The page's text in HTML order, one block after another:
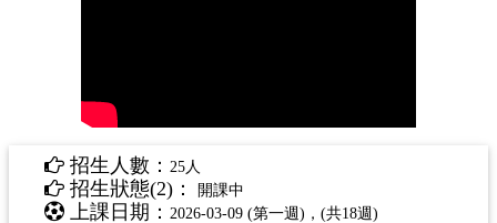
招生人數： 25人
招生狀態(2)： 開課中
上課日期： 2026-03-09 (第一週)，(共18週)